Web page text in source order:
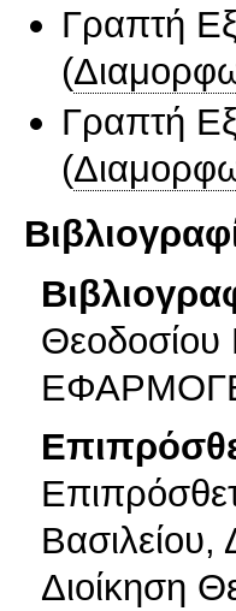
Γραπτή
(
Γραπτή
(
Βασιλείου,
Διοίκηση